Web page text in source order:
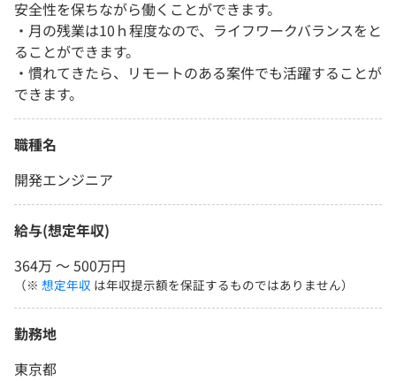
安全性を保ちながら働くことができます。
・月の残業は10ｈ程度なので、ライフワークバランスをと
ることができます。
・慣れてきたら、リモートのある案件でも活躍することが
できます。
職種名
開発エンジニア
給与(想定年収)
364万 〜 500万円
（※ 想定年収 は年収提示額を保証するものではありません）
勤務地
東京都